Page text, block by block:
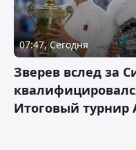
07:47, Сегодня
Зверев вслед за
Итоговый турнир